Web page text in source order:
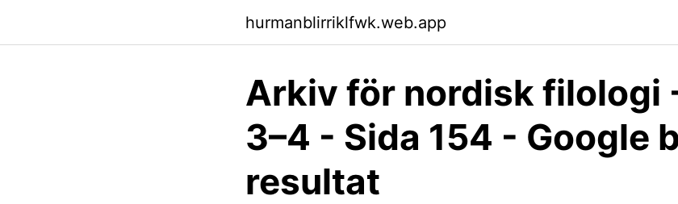
hurmanblirriklfwk.web.app
Arkiv för nordisk filologi
3–4 - Sida 154 - Google
resultat